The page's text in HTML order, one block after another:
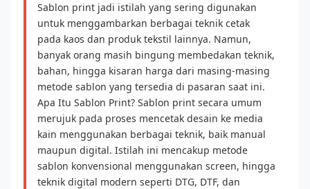
Sablon print jadi istilah yang sering digunakan
untuk menggambarkan berbagai teknik cetak
pada kaos dan produk tekstil lainnya. Namun,
banyak orang masih bingung membedakan teknik,
bahan, hingga kisaran harga dari masing-masing
metode sablon yang tersedia di pasaran saat ini.
Apa Itu Sablon Print? Sablon print secara umum
merujuk pada proses mencetak desain ke media
kain menggunakan berbagai teknik, baik manual
maupun digital. Istilah ini mencakup metode
sablon konvensional menggunakan screen, hingga
teknik digital modern seperti DTG, DTF, dan